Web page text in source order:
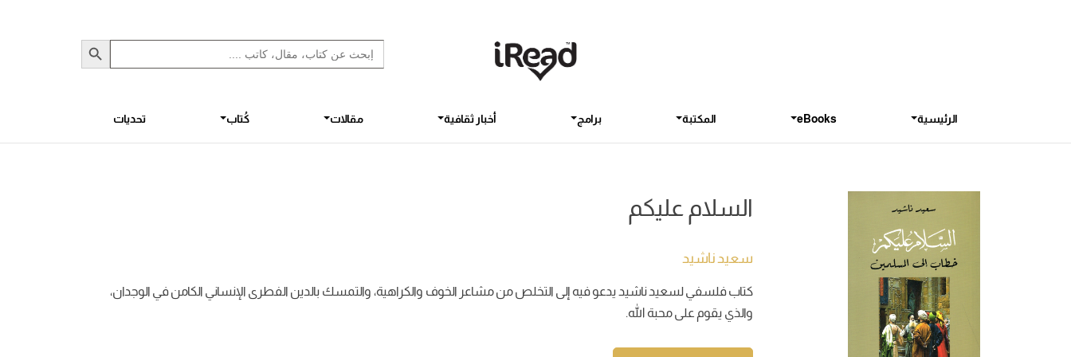
Search
for:
Search Button
الرئيسية eBooks المكتبة برامج أخبار ثقافية مقالات كُتاب تحديات
السلام عليكم
سعيد ناشيد
كتاب فلسفي لسعيد ناشيد يدعو فيه إلى التخلص من مشاعر الخوف والكراهية، والتمسك بالدين الفطرى الإنساني الكامن في الوجدان،
والذي يقوم على محبة الله.